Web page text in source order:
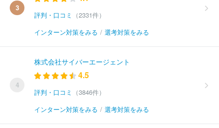
3
評判・口コミ
（2331件）
インターン対策をみる / 選考対策をみる
4
株式会社サイバーエージェント
4.5
評判・口コミ
（3846件）
インターン対策をみる / 選考対策をみる